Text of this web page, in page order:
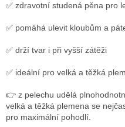
✅ zdravotní studená pěna pro
✅ pomáhá ulevit kloubům a
✅ drží tvar i při vyšší zátěži
✅ ideální pro velká a těžká
👉 z pelechu udělá
velká a těžká plemena se
pro maximální pohodlí.